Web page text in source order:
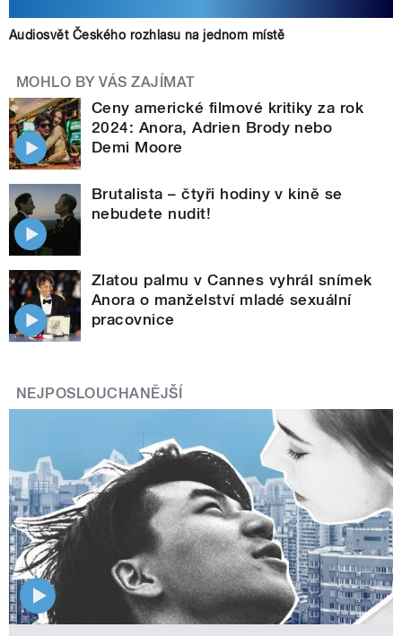
Audiosvět Českého rozhlasu na jednom místě
MOHLO BY VÁS ZAJÍMAT
Ceny americké filmové kritiky za rok
2024: Anora, Adrien Brody nebo
Demi Moore
Brutalista – čtyři hodiny v kině se
nebudete nudit!
Zlatou palmu v Cannes vyhrál snímek
Anora o manželství mladé sexuální
pracovnice
NEJPOSLOUCHANĚJŠÍ